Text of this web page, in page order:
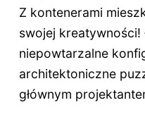
Z kontenerami
swojej kreatywności!
niepowtarzalne
architektoniczne
głównym